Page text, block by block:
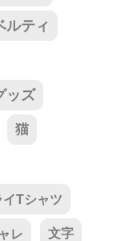
ルティ
ッズ
猫
Tシャツ
レ 文字